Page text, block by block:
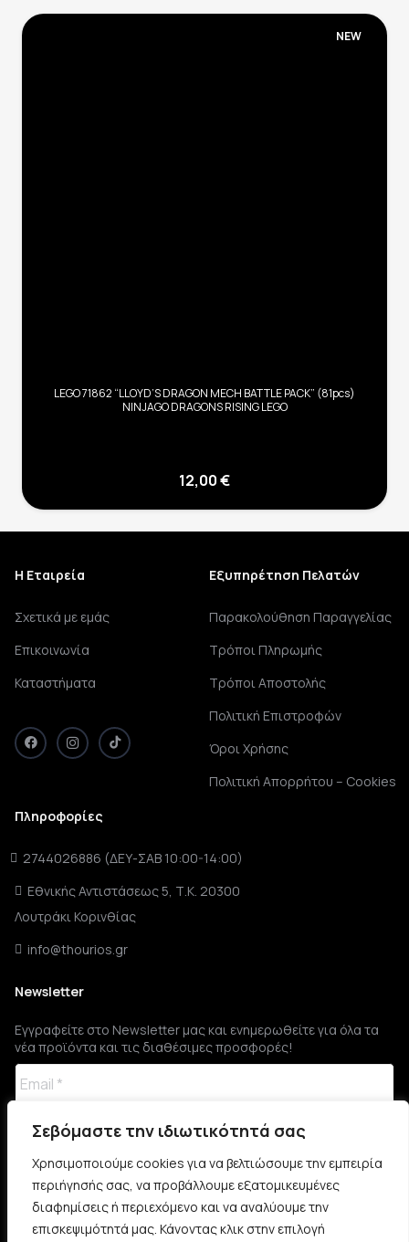
Σεβόμαστε την ιδιωτικότητά σας
Χρησιμοποιούμε cookies για να βελτιώσουμε την εμπειρία
περιήγησής σας, να προβάλλουμε εξατομικευμένες
διαφημίσεις ή περιεχόμενο και να αναλύουμε την
επισκεψιμότητά μας. Κάνοντας κλικ στην επιλογή
NEW
LEGO 71862 “LLOYD’S DRAGON MECH BATTLE PACK” (81pcs)
NINJAGO DRAGONS RISING LEGO
12,00€
Η Εταιρεία
Σχετικά με εμάς
Επικοινωνία
Καταστήματα
Εξυπηρέτηση Πελατών
Παρακολούθηση Παραγγελίας
Τρόποι Πληρωμής
Τρόποι Αποστολής
Πολιτική Επιστροφών
Όροι Χρήσης
Πολιτική Απορρήτου – Cookies
Πληροφορίες
2744026886 (ΔΕΥ-ΣΑΒ 10:00-14:00)
Εθνικής Αντιστάσεως 5, Τ.Κ. 20300
Λουτράκι Κορινθίας
info@thourios.gr
Newsletter
Εγγραφείτε στο Newsletter μας και ενημερωθείτε για όλα τα
νέα προϊόντα και τις διαθέσιμες προσφορές!